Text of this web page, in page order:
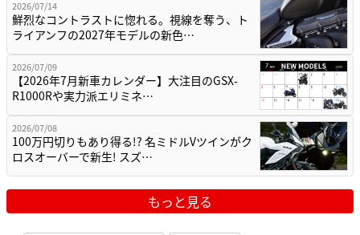
2026/07/14
鮮烈なコントラストに惚れる。視線を奪う、ト
ライアンフの2027年モデルの新色…
2026/07/09
【2026年7月新車カレンダー】大注目のGSX-
R1000Rや実力派エリミネ…
2026/07/08
100万円切りもあり得る!? 名ミドルVツインがク
ロスオーバーで新生! スズ…
もっと見る